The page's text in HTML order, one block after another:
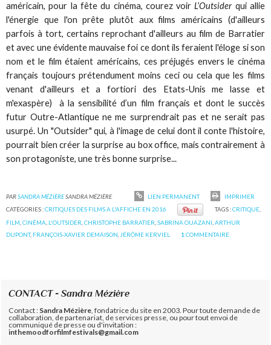
américain, pour la fête du cinéma, courez voirL’Outsiderqui allie
l'énergie que l'on prête plutôt aux films américains (d'ailleurs
parfois à tort, certains reprochant d'ailleurs au film de Barratier
et avec une évidente mauvaise foi ce dont ils feraient l'éloge si son
nom et le film étaient américains, ces préjugés envers le cinéma
français toujours prétendument moins ceci ou cela que les films
venant d'ailleurs et a fortiori des Etats-Unis me lasse et
m'exaspère) à la sensibilité d’un film français et dont le succès
futur Outre-Atlantique ne me surprendrait pas et ne serait pas
usurpé. Un "Outsider" qui, à l'image de celui dont il conte l'histoire,
pourrait bien créer la surprise au box office, mais contrairement à
son protagoniste, une très bonne surprise...
PARSANDRA MÉZIÈRESANDRA MÉZIÈRE LIEN PERMANENT
IMPRIMER
CATÉGORIES :CRITIQUES DES FILMS A L'AFFICHE EN 2016 TAGS :CRITIQUE,
FILM,CINÉMA, L'OUTSIDER,CHRISTOPHE BARRATIER,SABRINA OUAZANI,ARTHUR
DUPONT, FRANÇOIS-XAVIER DEMAISON,JÉRÔME KERVIEL 1COMMENTAIRE
CONTACT - Sandra Mézière
Contact : Sandra Mézière , fondatrice du site en 2003. Pour toute demande de
collaboration, de partenariat, de services presse, ou pour tout envoi de
communiqué de presse ou d'invitation :
inthemoodforfilmfestivals@gmail.com